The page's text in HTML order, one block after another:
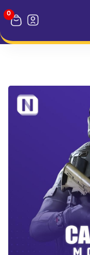
كارد 0